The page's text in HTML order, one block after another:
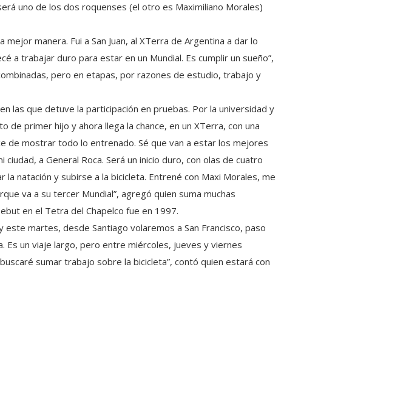
uno de los dos roquenses (el otro es Maximiliano Morales)
manera. Fui a San Juan, al XTerra de Argentina a dar lo
a trabajar duro para estar en un Mundial. Es cumplir un sueño”,
pero en etapas, por razones de estudio, trabajo y
las que detuve la participación en pruebas. Por la universidad y
primer hijo y ahora llega la chance, en un XTerra, con una
de mostrar todo lo entrenado. Sé que van a estar los mejores
a General Roca. Será un inicio duro, con olas de cuatro
natación y subirse a la bicicleta. Entrené con Maxi Morales, me
va a su tercer Mundial”, agregó quien suma muchas
en el Tetra del Chapelco fue en 1997.
martes, desde Santiago volaremos a San Francisco, paso
Es un viaje largo, pero entre miércoles, jueves y viernes
sumar trabajo sobre la bicicleta”, contó quien estará con